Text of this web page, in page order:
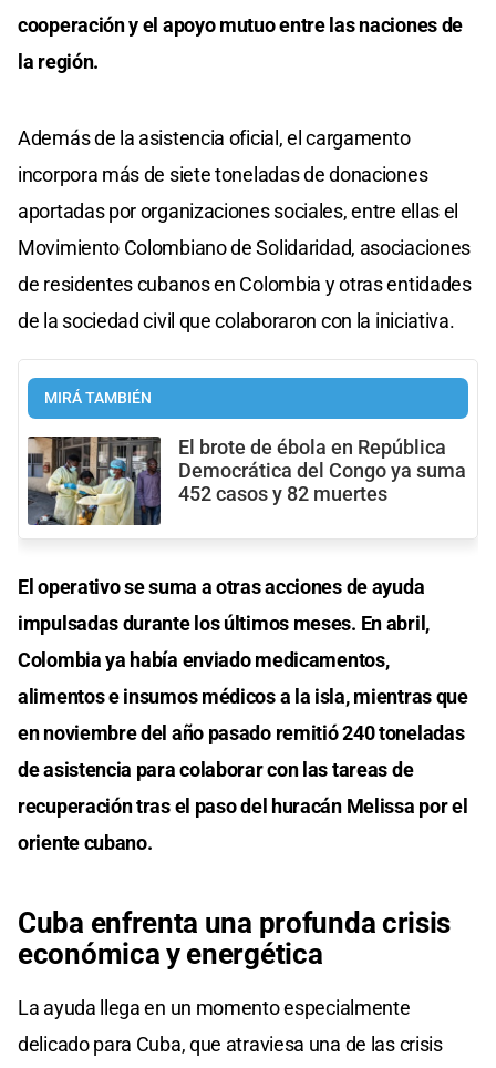
cooperación y el apoyo mutuo entre las naciones de
la región.
Además de la asistencia oficial, el cargamento
incorpora más de siete toneladas de donaciones
aportadas por organizaciones sociales, entre ellas el
Movimiento Colombiano de Solidaridad, asociaciones
de residentes cubanos en Colombia y otras entidades
de la sociedad civil que colaboraron con la iniciativa.
MIRÁ TAMBIÉN
El brote de ébola en República
Democrática del Congo ya suma
452 casos y 82 muertes
El operativo se suma a otras acciones de ayuda
impulsadas durante los últimos meses. En abril,
Colombia ya había enviado medicamentos,
alimentos e insumos médicos a la isla, mientras que
en noviembre del año pasado remitió 240 toneladas
de asistencia para colaborar con las tareas de
recuperación tras el paso del huracán Melissa por el
oriente cubano.
Cuba enfrenta una profunda crisis
económica y energética
La ayuda llega en un momento especialmente
delicado para Cuba, que atraviesa una de las crisis